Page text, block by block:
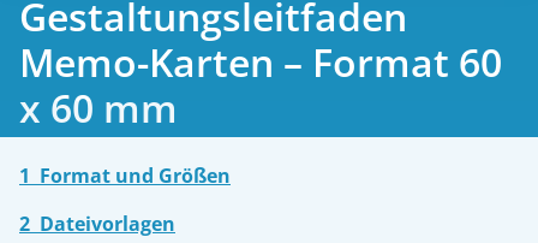
Zum Inhaltsverzeichnis
Übersicht
Gestaltungsleitfaden
Memo-Karten – Format 60
x 60 mm
1 Format und Größen
2 Dateivorlagen